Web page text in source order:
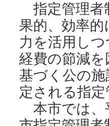
指定管理者
果的、効率
力を活用し
経費の節減
基づく公の
定される指
本市では、